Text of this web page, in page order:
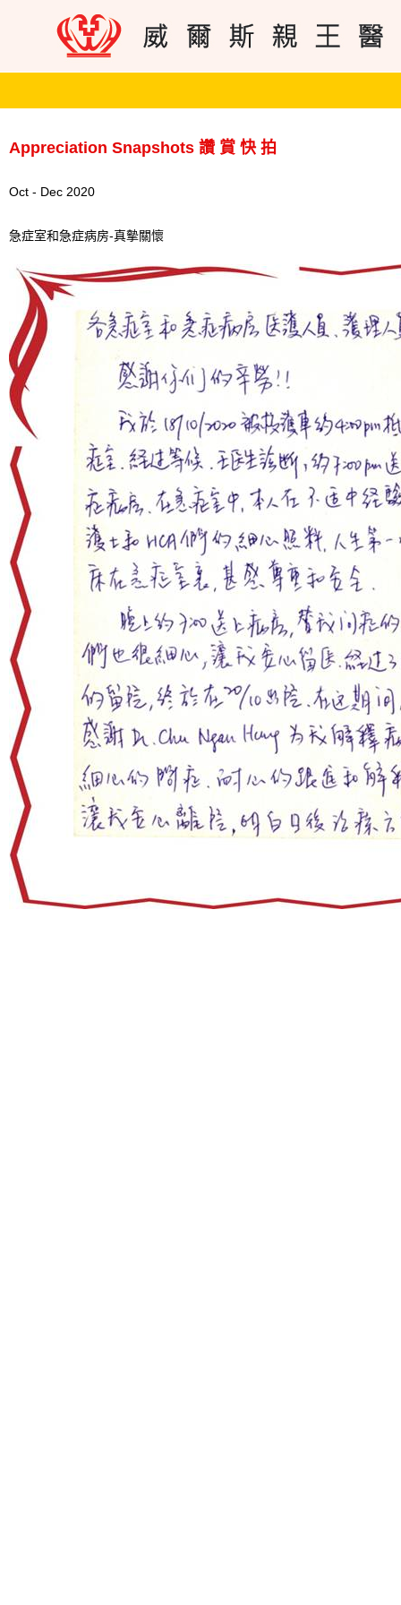
Appreciation Snapshots 讚 賞 快 拍
Oct - Dec 2020
急症室和急症病房-真摰關懷